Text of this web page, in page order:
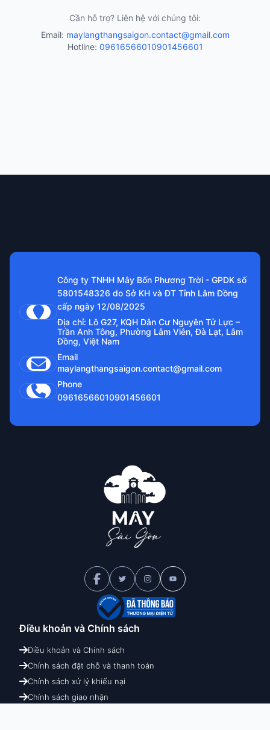
Cần hỗ trợ? Liên hệ với chúng tôi:
Email: maylangthangsaigon.contact@gmail.com
Hotline: 09616566010901456601
Công ty TNHH Mây Bốn Phương Trời - GPDK số
5801548326 do Sở KH và ĐT Tỉnh Lâm Đồng
cấp ngày 12/08/2025
Địa chỉ: Lô G27, KQH Dân Cư Nguyên Tử Lực –
Trần Anh Tông, Phường Lâm Viên, Đà Lạt, Lâm
Đồng, Việt Nam
Email
maylangthangsaigon.contact@gmail.com
Phone
09616566010901456601
Điều khoản và Chính sách
Điều khoản và Chính sách
Chính sách đặt chỗ và thanh toán
Chính sách xử lý khiếu nại
Chính sách giao nhận